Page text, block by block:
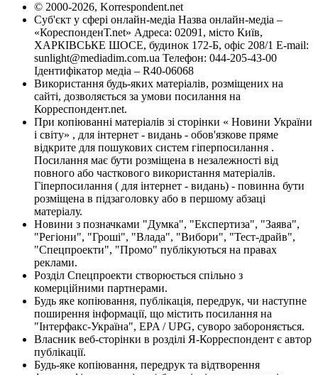
© 2000-2026, Korrespondent.net
Суб'єкт у сфері онлайн-медіа Назва онлайн-медіа –
«КореспонденТ.net» Адреса: 02091, місто Київ,
ХАРКІВСЬКЕ ШОСЕ, будинок 172-Б, офіс 208/1 E-mail:
sunlight@mediadim.com.ua Телефон: 044-205-43-00
Ідентифікатор медіа – R40-06068
Використання будь-яких матеріалів, розміщених на
сайті, дозволяється за умови посилання на
Корреспондент.net.
При копіюванні матеріалів зі сторінки « Новини України
і світу» , для інтернет - видань - обов'язкове пряме
відкрите для пошукових систем гіперпосилання .
Посилання має бути розміщена в незалежності від
повного або часткового використання матеріалів.
Гіперпосилання ( для інтернет - видань) - повинна бути
розміщена в підзаголовку або в першому абзаці
матеріалу.
Новини з позначками "Думка", "Експертиза", "Заява",
"Регіони", "Гроші", "Влада", "Вибори", "Тест-драйв",
"Спецпроекти", "Промо" публікуються на правах
реклами.
Розділ Спецпроекти створюється спільно з
комерційними партнерами.
Будь яке копіювання, публікація, передрук, чи наступне
поширення інформації, що містить посилання на
"Інтерфакс-Україна", EPA / UPG, суворо забороняється.
Власник веб-сторінки в розділі Я-Корреспондент є автор
публікації.
Будь-яке копіювання, передрук та відтворення